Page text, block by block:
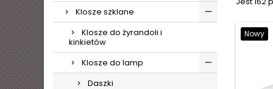
Klosze szklane
Klosze do żyrandoli i
kinkietów
Klosze do lamp
Daszki
Nowy